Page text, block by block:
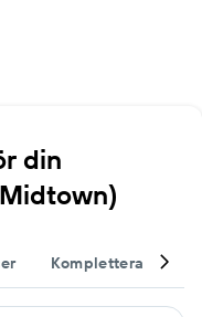
din
Komplettera din